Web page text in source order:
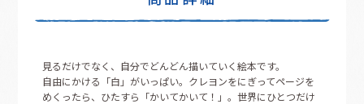
見るだけでなく、自分でどんどん描いていく絵本です。
自由にかける「白」がいっぱい。クレヨンをにぎってページを
めくったら、ひたすら「かいてかいて！」。世界にひとつだけ